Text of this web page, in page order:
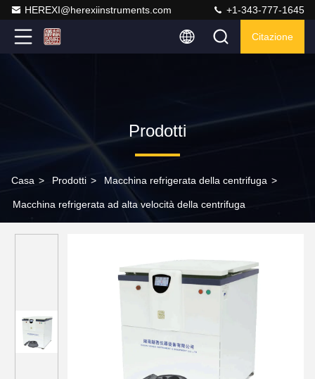
HEREXI@herexiinstruments.com +1-343-777-1645
Citazione
Prodotti
Casa > Prodotti > Macchina refrigerata della centrifuga >
Macchina refrigerata ad alta velocità della centrifuga